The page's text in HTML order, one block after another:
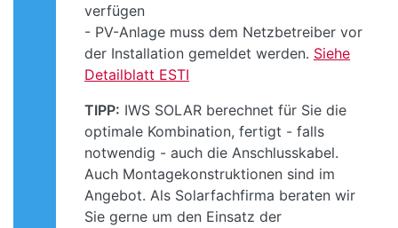
verfügen
- PV-Anlage muss dem Netzbetreiber vor
der Installation gemeldet werden. Siehe
Detailblatt ESTI
TIPP: IWS SOLAR berechnet für Sie die
optimale Kombination, fertigt - falls
notwendig - auch die Anschlusskabel.
Auch Montagekonstruktionen sind im
Angebot. Als Solarfachfirma beraten wir
Sie gerne um den Einsatz der